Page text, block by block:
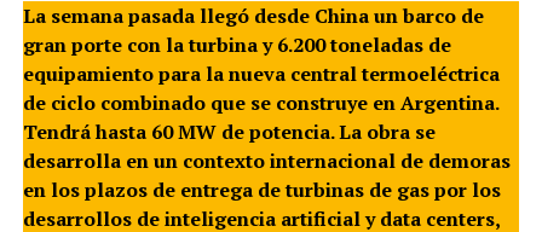
La semana pasada llegó desde China un barco de
gran porte con la turbina y 6.200 toneladas de
equipamiento para la nueva central termoeléctrica
de ciclo combinado que se construye en Argentina.
Tendrá hasta 60 MW de potencia. La obra se
desarrolla en un contexto internacional de demoras
en los plazos de entrega de turbinas de gas por los
desarrollos de inteligencia artificial y data centers,